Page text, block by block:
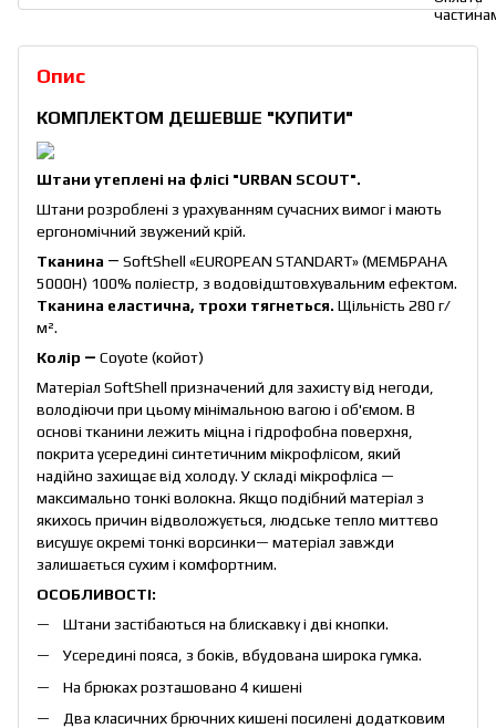
Опис
КОМПЛЕКТОМ ДЕШЕВШЕ "КУПИТИ"
Штани утеплені на флісі "URBAN SCOUT".
Штани розроблені з урахуванням сучасних вимог і мають
ергономічний звужений крій.
Тканина ― SoftShell «EUROPEAN STANDART» (МЕМБРАНА
5000Н) 100% поліестр, з водовідштовхувальним ефектом.
Тканина еластична, трохи тягнеться. Щільність 280 г/
м².
Колір ― Coyote (койот)
Матеріал SoftShell призначений для захисту від негоди,
володіючи при цьому мінімальною вагою і об'ємом. В
основі тканини лежить міцна і гідрофобна поверхня,
покрита усередині синтетичним мікрофлісом, який
надійно захищає від холоду. У складі мікрофліса —
максимально тонкі волокна. Якщо подібний матеріал з
якихось причин відволожується, людське тепло миттєво
висушує окремі тонкі ворсинки— матеріал завжди
залишається сухим і комфортним.
ОСОБЛИВОСТІ:
Штани застібаються на блискавку і дві кнопки.
Усередині пояса, з боків, вбудована широка гумка.
На брюках розташовано 4 кишені
Два класичних брючних кишені посилені додатковим